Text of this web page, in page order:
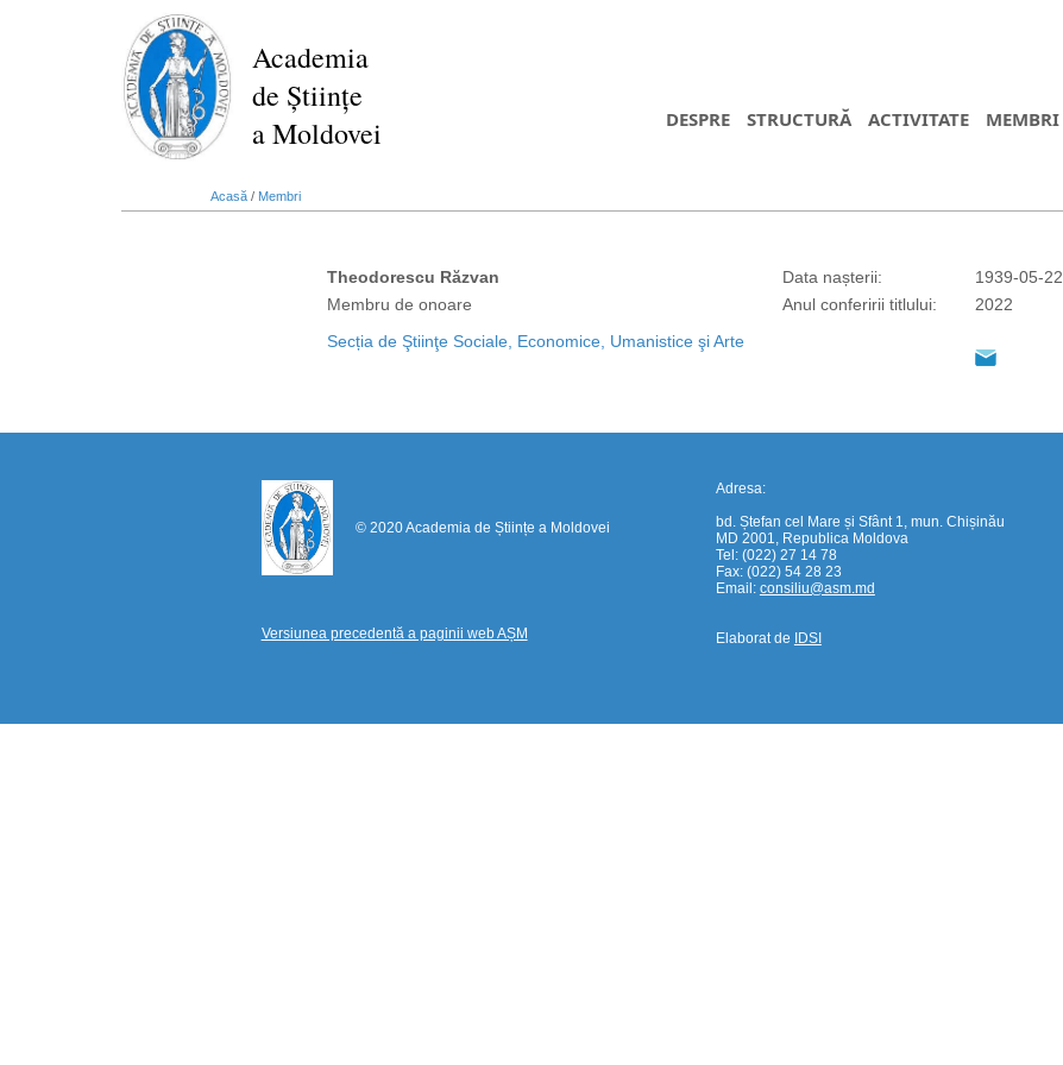
Academia
de Științe
a Moldovei
DESPRE STRUCTURĂ ACTIVITATE MEMBRI
Acasă / Membri
Theodorescu Răzvan
Membru de onoare
Data nașterii:
Anul conferirii titlului:
1939-05-22
2022
Secția de Ştiinţe Sociale, Economice, Umanistice şi Arte
© 2020 Academia de Științe a Moldovei
Versiunea precedentă a paginii web AȘM
Adresa:
bd. Ștefan cel Mare și Sfânt 1, mun. Chișinău
MD 2001, Republica Moldova
Tel: (022) 27 14 78
Fax: (022) 54 28 23
Email: consiliu@asm.md
Elaborat de IDSI
https://propletenie.ru/